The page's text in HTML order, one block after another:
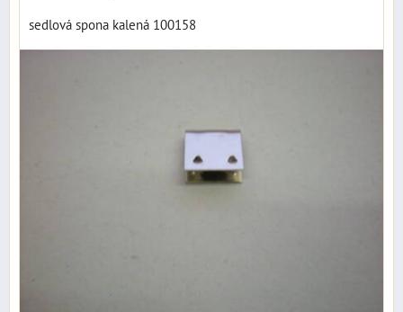
sedlová spona kalená 100158